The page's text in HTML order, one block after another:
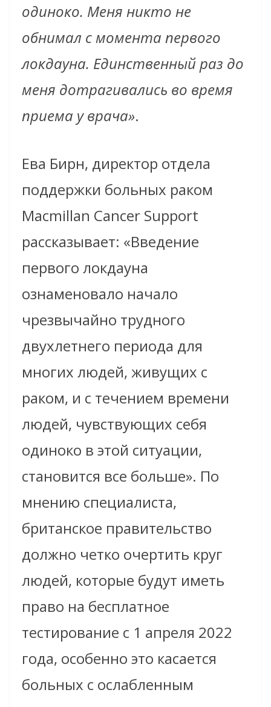
одиноко. Меня никто не
обнимал с момента первого
локдауна. Единственный раз до
меня дотрагивались во время
приема у врача».
Ева Бирн, директор отдела
поддержки больных раком
Macmillan Cancer Support
рассказывает: «Введение
первого локдауна
ознаменовало начало
чрезвычайно трудного
двухлетнего периода для
многих людей, живущих с
раком, и с течением времени
людей, чувствующих себя
одиноко в этой ситуации,
становится все больше». По
мнению специалиста,
британское правительство
должно четко очертить круг
людей, которые будут иметь
право на бесплатное
тестирование с 1 апреля 2022
года, особенно это касается
больных с ослабленным